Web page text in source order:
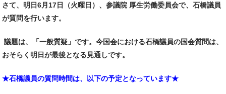
さて、明日6月17日（火曜日）、参議院 厚生労働委員会で、石橋議員
が質問を行います。
議題は、「一般質疑」です。今国会における石橋議員の国会質問は、
おそらく明日が最後となる見通しです。
★石橋議員の質問時間は、以下の予定となっています★